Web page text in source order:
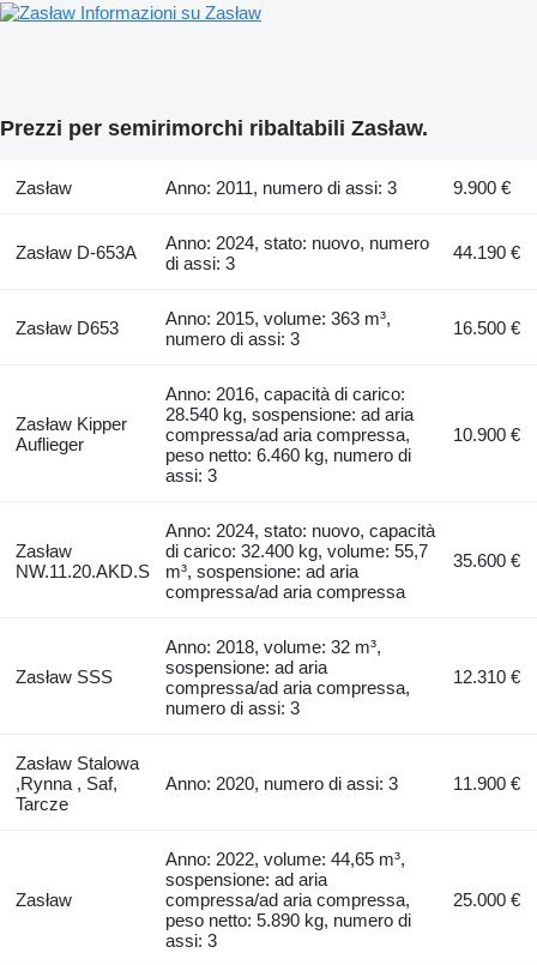
Informazioni su Zasław
Prezzi per semirimorchi ribaltabili Zasław.
Zasław Anno: 2011, numero di assi: 3 9.900 €
Zasław D-653A
Anno: 2024, stato: nuovo, numero
di assi: 3
44.190 €
Zasław D653
Anno: 2015, volume: 363 m³,
numero di assi: 3
16.500 €
Zasław Kipper
Auflieger
Anno: 2016, capacità di carico:
28.540 kg, sospensione: ad aria
compressa/ad aria compressa,
peso netto: 6.460 kg, numero di
assi: 3
10.900 €
Zasław
NW.11.20.AKD.S
Anno: 2024, stato: nuovo, capacità
di carico: 32.400 kg, volume: 55,7
m³, sospensione: ad aria
compressa/ad aria compressa
35.600 €
Zasław SSS
Anno: 2018, volume: 32 m³,
sospensione: ad aria
compressa/ad aria compressa,
numero di assi: 3
12.310 €
Zasław Stalowa
,Rynna , Saf,
Tarcze
Anno: 2020, numero di assi: 3 11.900 €
Zasław
Anno: 2022, volume: 44,65 m³,
sospensione: ad aria
compressa/ad aria compressa,
peso netto: 5.890 kg, numero di
assi: 3
25.000 €